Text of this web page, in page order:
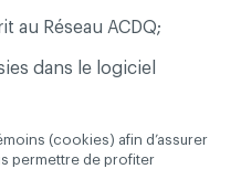
au Réseau ACDQ;
dans le logiciel
plus récente du patient.
(cookies) afin d’assurer
permettre de profiter